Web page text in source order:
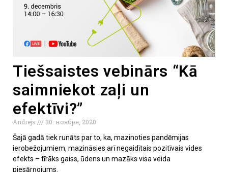
Tiešsaistes vebinārs “Kā
saimniekot zaļi un
efektīvi?”
Andrejs
30. ноября, 2020
Šajā gadā tiek runāts par to, ka, mazinoties pandēmijas
ierobežojumiem, mazināsies arī negaidītais pozitīvais vides
efekts – tīrāks gaiss, ūdens un mazāks visa veida
piesārņojums.